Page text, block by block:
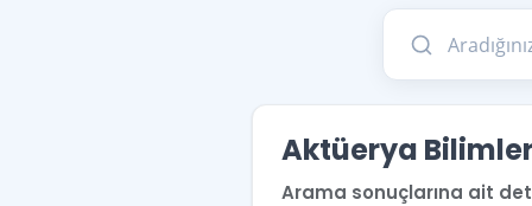
Aktüerya
Arama sonuçlarına ait